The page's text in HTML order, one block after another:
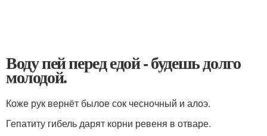
Воду пей перед едой - будешь долго
молодой.
Коже рук вернёт былое сок чесночный и алоэ.
Гепатиту гибель дарят корни ревеня в отваре.